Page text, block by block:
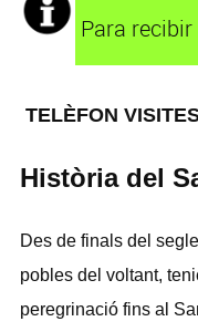
Para
TELÈFON
Història del
Des de finals del
pobles del voltant,
peregrinació fins al